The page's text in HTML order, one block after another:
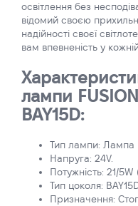
освітлення без
відомий своєю
надійності своєї
вам впевненість у кожній
лампи
BAY15D:
Тип лампи: Лампа
Напруга: 24V.
Потужність: 21/
Тип цоколя:
Призначення: